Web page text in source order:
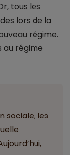
tous les
lors de la
régime.
au régime
sociale, les